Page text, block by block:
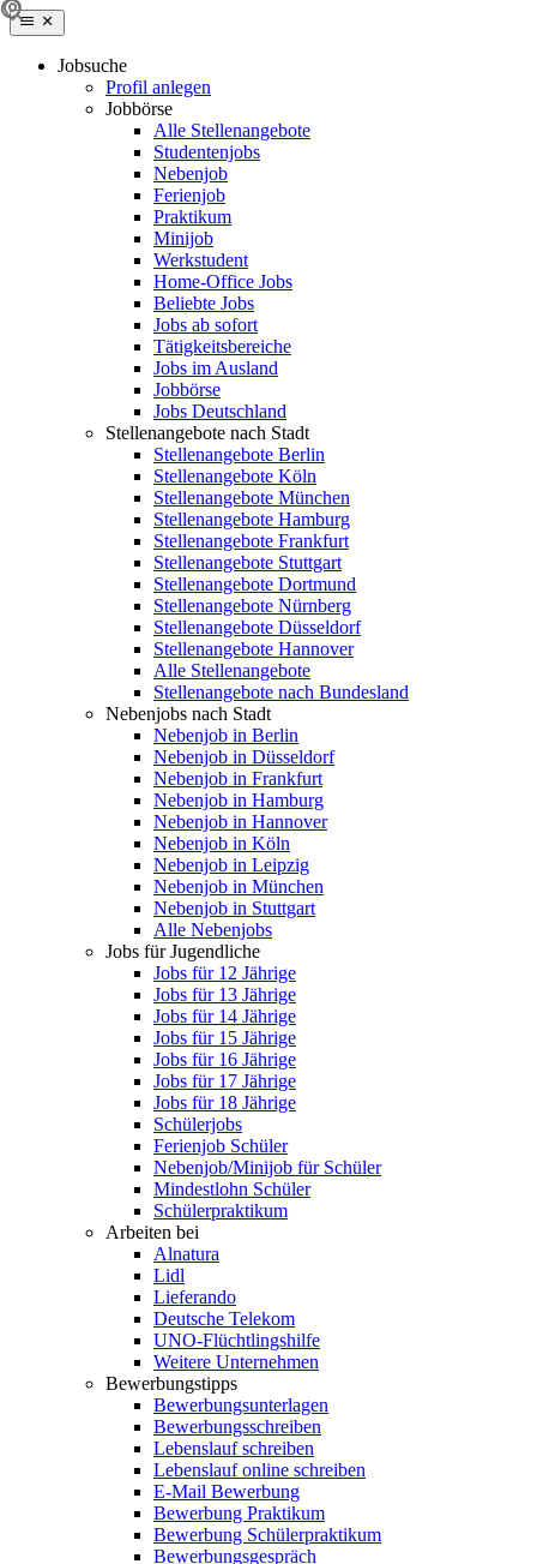
Jobsuche
Profil anlegen
Jobbörse
Alle Stellenangebote
Studentenjobs
Nebenjob
Ferienjob
Praktikum
Minijob
Werkstudent
Home-Office Jobs
Beliebte Jobs
Jobs ab sofort
Tätigkeitsbereiche
Jobs im Ausland
Jobbörse
Jobs Deutschland
Stellenangebote nach Stadt
Stellenangebote Berlin
Stellenangebote Köln
Stellenangebote München
Stellenangebote Hamburg
Stellenangebote Frankfurt
Stellenangebote Stuttgart
Stellenangebote Dortmund
Stellenangebote Nürnberg
Stellenangebote Düsseldorf
Stellenangebote Hannover
Alle Stellenangebote
Stellenangebote nach Bundesland
Nebenjobs nach Stadt
Nebenjob in Berlin
Nebenjob in Düsseldorf
Nebenjob in Frankfurt
Nebenjob in Hamburg
Nebenjob in Hannover
Nebenjob in Köln
Nebenjob in Leipzig
Nebenjob in München
Nebenjob in Stuttgart
Alle Nebenjobs
Jobs für Jugendliche
Jobs für 12 Jährige
Jobs für 13 Jährige
Jobs für 14 Jährige
Jobs für 15 Jährige
Jobs für 16 Jährige
Jobs für 17 Jährige
Jobs für 18 Jährige
Schülerjobs
Ferienjob Schüler
Nebenjob/Minijob für Schüler
Mindestlohn Schüler
Schülerpraktikum
Arbeiten bei
Alnatura
Lidl
Lieferando
Deutsche Telekom
UNO-Flüchtlingshilfe
Weitere Unternehmen
Bewerbungstipps
Bewerbungsunterlagen
Bewerbungsschreiben
Lebenslauf schreiben
Lebenslauf online schreiben
E-Mail Bewerbung
Bewerbung Praktikum
Bewerbung Schülerpraktikum
Bewerbungsgespräch